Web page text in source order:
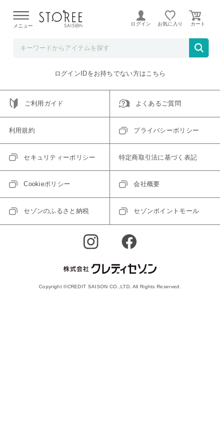
よる配送遅延が発生しております。
メニュー ログイン お気に入り
ご指定のアイテムは取り扱い終了、またはただいま取り扱い
トップへ戻る
ログインIDをお持ちでない方はこちら
ご利用ガイド よくあるご質問
利用規約 プライバシーポリシー
セキュリティーポリシー 特定商取引法に基づく表記
Cookieポリシー 会社概要
セゾンのふるさと納税 セゾンポイントモール
Copyright ©CREDIT SAISON CO.,LTD. All Rights Reserved.